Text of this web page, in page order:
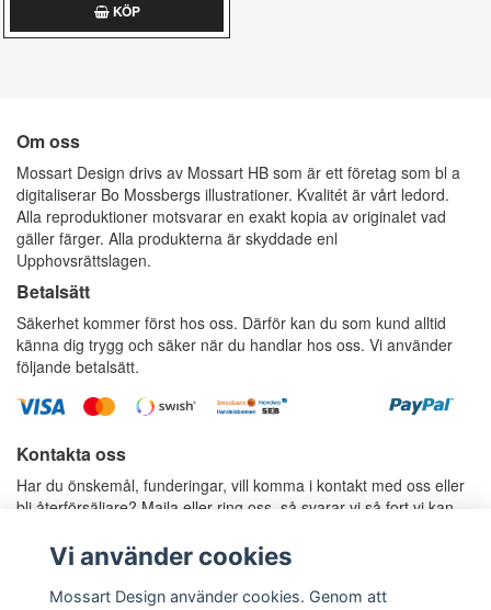
KÖP
Om oss
Mossart Design drivs av Mossart HB som är ett företag som bl a
digitaliserar Bo Mossbergs illustrationer. Kvalitét är vårt ledord.
Alla reproduktioner motsvarar en exakt kopia av originalet vad
gäller färger. Alla produkterna är skyddade enl
Upphovsrättslagen.
Betalsätt
Säkerhet kommer först hos oss. Därför kan du som kund alltid
känna dig trygg och säker när du handlar hos oss. Vi använder
följande betalsätt.
Kontakta oss
Har du önskemål, funderingar, vill komma i kontakt med oss eller
bli återförsäljare? Maila eller ring oss, så svarar vi så fort vi kan.
Telefon: 070-787 37 36, Anders Mossberg
Telefon: 070-424 80 77, Rosie Mossberg
Vi använder cookies
Mossart Design använder cookies. Genom att